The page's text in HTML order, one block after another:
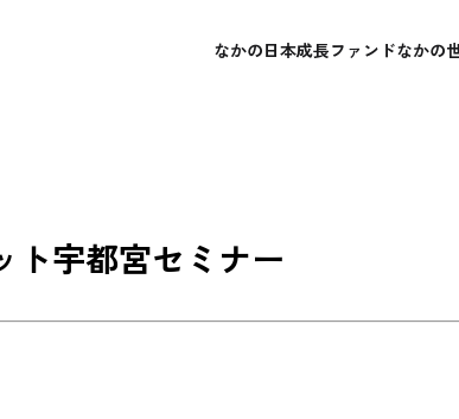
なかの日本成長ファンドなかの
ト宇都宮セミナー